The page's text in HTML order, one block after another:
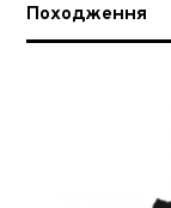
Походження